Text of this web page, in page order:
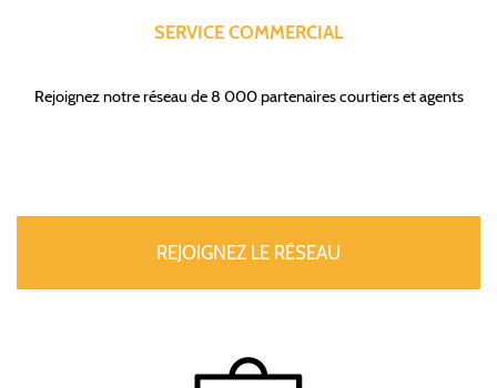
SERVICE COMMERCIAL
Rejoignez notre réseau de 8 000 partenaires courtiers et agents
REJOIGNEZ LE RÉSEAU